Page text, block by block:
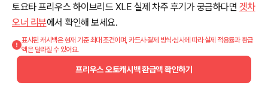
토요타 프리우스 하이브리드 XLE 실제 차주 후기가 궁금하다면 겟차
오너 리뷰에서 확인해 보세요.
표시된 캐시백은 현재 기준 최대 조건이며, 카드사·결제 방식·심사에 따라 실제 적용률과 환급
액은 달라질 수 있어요.
프리우스 오토캐시백 환급액 확인하기